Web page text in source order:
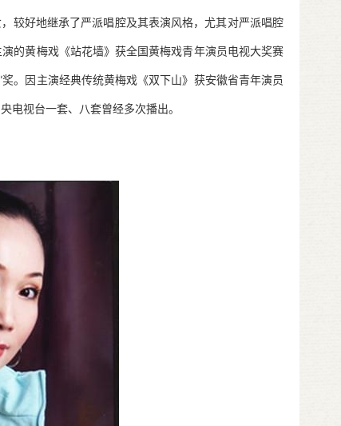
较好地继承了严派唱腔及其表演风格，尤其对严派唱腔
的黄梅戏《站花墙》获全国黄梅戏青年演员电视大奖赛
。因主演经典传统黄梅戏《双下山》获安徽省青年演员
电视台一套、八套曾经多次播出。